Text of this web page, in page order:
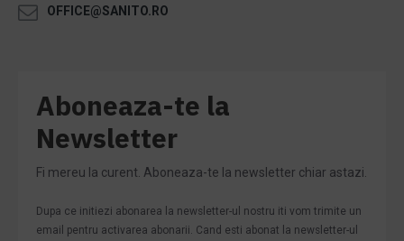
OFFICE@SANITO.RO
Aboneaza-te la
Newsletter
Fi mereu la curent. Aboneaza-te la newsletter chiar astazi.
Dupa ce initiezi abonarea la newsletter-ul nostru iti vom trimite un
email pentru activarea abonarii. Cand esti abonat la newsletter-ul